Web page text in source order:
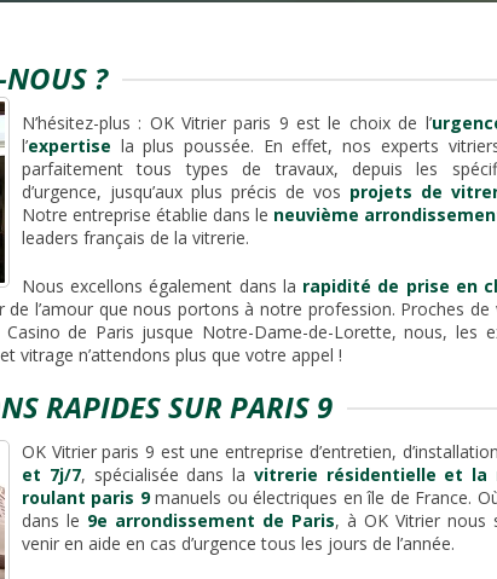
?
N’hésitez-plus : OK Vitrier paris 9 est le choix de l’
l’expertise la plus poussée. En effet, nos experts
parfaitement tous types de travaux, depuis les
d’urgence, jusqu’aux plus précis de vos projets de
Notre entreprise établie dans le neuvième
leaders français de la vitrerie.
Nous excellons également dans la rapidité de prise en
l’amour que nous portons à notre profession. Proches de
de Paris jusque Notre-Dame-de-Lorette, nous, les
vitrage n’attendons plus que votre appel !
RAPIDES SUR PARIS 9
OK Vitrier paris 9 est une entreprise d’entretien,
et 7j/7, spécialisée dans la vitrerie résidentielle et la
roulant paris 9manuels ou électriques en île de France.
dans le 9e arrondissement de Paris, à OK Vitrier nous
venir en aide en cas d’urgence tous les jours de l’année.